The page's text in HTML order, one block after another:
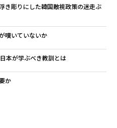
彫りにした韓国敵視政策の迷走ぶ
嘆いていないか
本が学ぶべき教訓とは
か